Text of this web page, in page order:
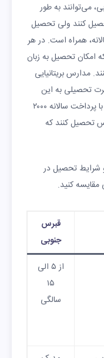
می‌توانند به طور
کنند ولی تحصیل
همراه است. در هر
امکان تحصیل به زبان
مدارس بریتانیایی
تحصیلی به این
کشور محسوب می‌شوند و افراد می‌توانند با پرداخت سالانه ۲۰۰۰
این مدارس تحصیل کنند که
شرایط تحصیل در
کنید.
قبرس
جنوبی
از ۵ الی
۱۵
سالگی